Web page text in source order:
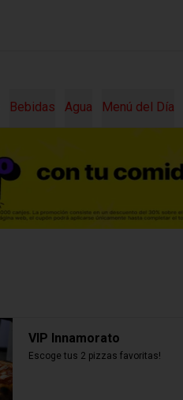
Bebidas Agua Menú del Día
VIP Innamorato
Escoge tus 2 pizzas favoritas!